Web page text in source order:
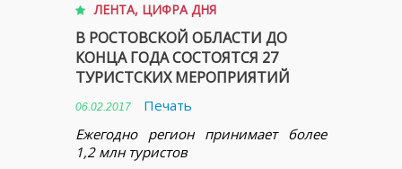
ЛЕНТА, ЦИФРА ДНЯ
В РОСТОВСКОЙ ОБЛАСТИ ДО
КОНЦА ГОДА СОСТОЯТСЯ 27
ТУРИСТСКИХ МЕРОПРИЯТИЙ
06.02.2017
Печать
Ежегодно регион принимает более
1,2 млн туристов